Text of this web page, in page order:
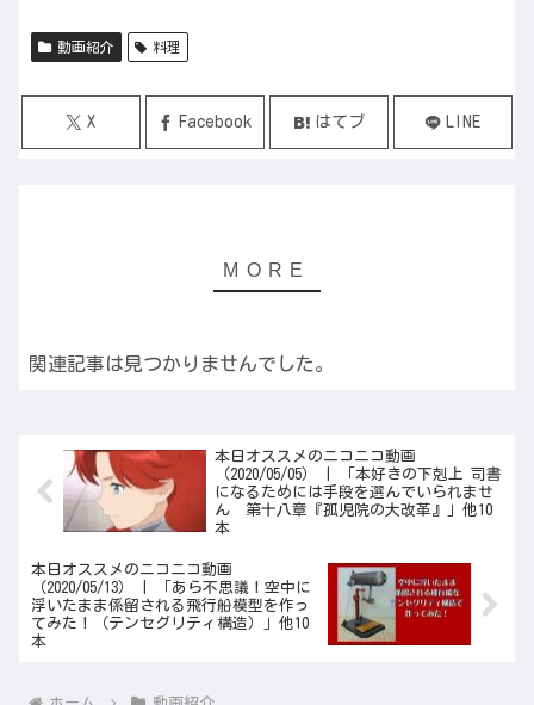
動画紹介 料理
X Facebook はてブ LINE
関連記事は見つかりませんでした。
本日オススメのニコニコ動画
（2020/05/05） | 「本好きの下剋上 司書
になるためには手段を選んでいられませ
ん 第十八章『孤児院の大改革』」他10
本
本日オススメのニコニコ動画
（2020/05/13） | 「あら不思議！空中に
浮いたまま係留される飛行船模型を作っ
てみた！（テンセグリティ構造）」他10
本